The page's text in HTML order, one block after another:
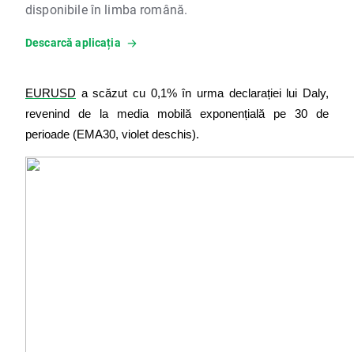
disponibile în limba română.
Descarcă aplicația
EURUSD a scăzut cu 0,1% în urma declarației lui Daly,
revenind de la media mobilă exponențială pe 30 de
perioade (EMA30, violet deschis).